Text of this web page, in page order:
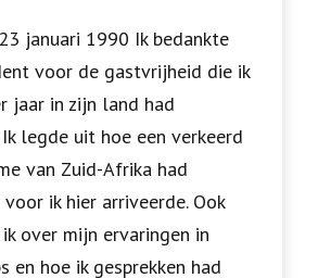
januari 1990 Ik bedankte
voor de gastvrijheid die ik
jaar in zijn land had
legde uit hoe een verkeerd
van Zuid-Afrika had
ik hier arriveerde. Ook
over mijn ervaringen in
en hoe ik gesprekken had